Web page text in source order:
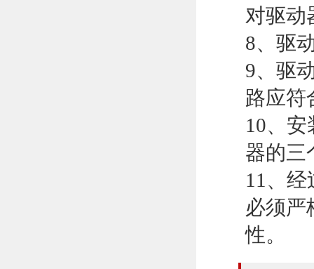
对驱动
8、驱
9、驱
路应符
10、
器的三
11、
必须严
性。